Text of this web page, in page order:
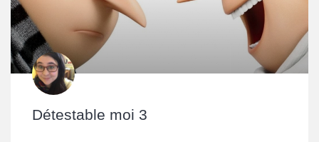
Détestable moi 3